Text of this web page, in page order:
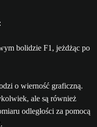
o wierność graficzną.
ale są również
odległości za pomocą